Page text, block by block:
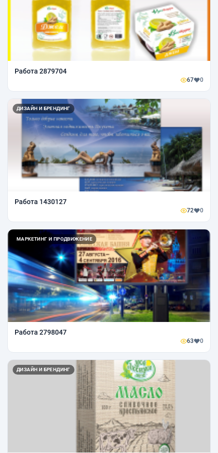
Работа 2879704
67 0
ДИЗАЙН И БРЕНДИНГ
Работа 1430127
72 0
МАРКЕТИНГ И ПРОДВИЖЕНИЕ
Работа 2798047
63 0
ДИЗАЙН И БРЕНДИНГ